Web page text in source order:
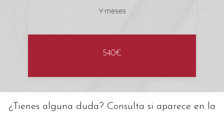
9 meses
540€
¿Tienes alguna duda? Consulta si aparece en la